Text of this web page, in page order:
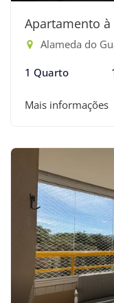
Apartamento
Alameda do Guaira,
1 Quarto
Mais informações